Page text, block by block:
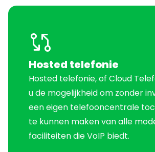
Hosted telefonie
Hosted telefonie, of Cloud
u de mogelijkheid om zonder
een eigen telefooncentrale
te kunnen maken van alle
faciliteiten die VoIP biedt.